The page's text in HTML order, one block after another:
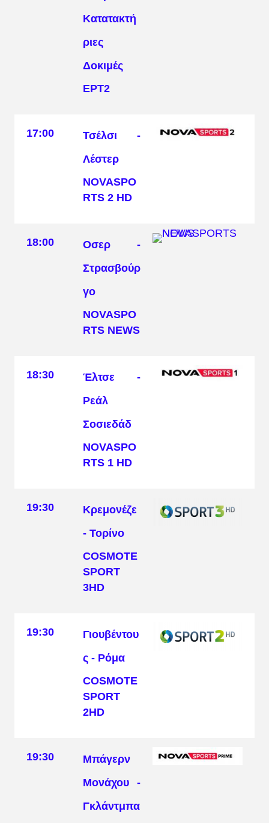
Κατατακτή
ριες
Δοκιμές
ΕΡΤ2
17:00
Τσέλσι -
Λέστερ
NOVASPO
RTS 2 HD
18:00
Οσερ -
Στρασβούρ
γο
NOVASPO
RTS NEWS
18:30
Έλτσε -
Ρεάλ
Σοσιεδάδ
NOVASPO
RTS 1 HD
19:30
Κρεμονέζε
- Τορίνο
COSMOTE
SPORT
3HD
19:30
Γιουβέντου
ς - Ρόμα
COSMOTE
SPORT
2HD
19:30
Μπάγερν
Μονάχου -
Γκλάντμπα